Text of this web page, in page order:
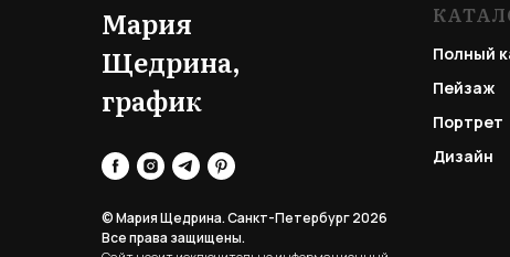
Мария
Щедрина,
график
© Мария Щедрина. Санкт-Петербург 2026
Все права защищены.
Полный
Пейзаж
Портрет
Дизайн